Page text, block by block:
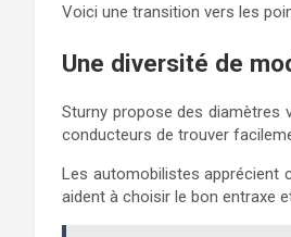
Voici une transition vers les
Une diversité de
Sturny propose des diamètres
conducteurs de trouver
Les automobilistes apprécient
aident à choisir le bon entraxe